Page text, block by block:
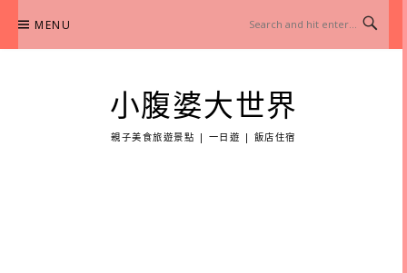
content
MENU
小腹婆大世界
親子美食旅遊景點 | 一日遊 | 飯店住宿